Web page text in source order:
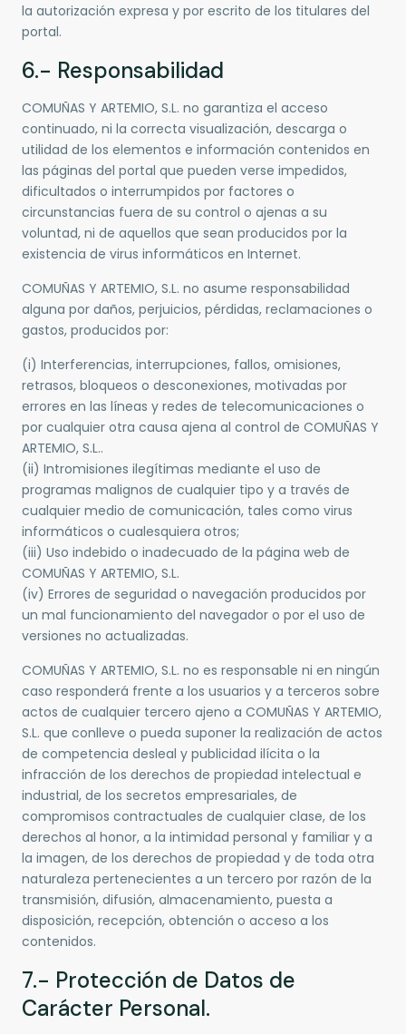
la autorización expresa y por escrito de los titulares del
portal.
6.- Responsabilidad
COMUÑAS Y ARTEMIO, S.L. no garantiza el acceso
continuado, ni la correcta visualización, descarga o
utilidad de los elementos e información contenidos en
las páginas del portal que pueden verse impedidos,
dificultados o interrumpidos por factores o
circunstancias fuera de su control o ajenas a su
voluntad, ni de aquellos que sean producidos por la
existencia de virus informáticos en Internet.
COMUÑAS Y ARTEMIO, S.L. no asume responsabilidad
alguna por daños, perjuicios, pérdidas, reclamaciones o
gastos, producidos por:
(i) Interferencias, interrupciones, fallos, omisiones,
retrasos, bloqueos o desconexiones, motivadas por
errores en las líneas y redes de telecomunicaciones o
por cualquier otra causa ajena al control de COMUÑAS Y
ARTEMIO, S.L..
(ii) Intromisiones ilegítimas mediante el uso de
programas malignos de cualquier tipo y a través de
cualquier medio de comunicación, tales como virus
informáticos o cualesquiera otros;
(iii) Uso indebido o inadecuado de la página web de
COMUÑAS Y ARTEMIO, S.L.
(iv) Errores de seguridad o navegación producidos por
un mal funcionamiento del navegador o por el uso de
versiones no actualizadas.
COMUÑAS Y ARTEMIO, S.L. no es responsable ni en ningún
caso responderá frente a los usuarios y a terceros sobre
actos de cualquier tercero ajeno a COMUÑAS Y ARTEMIO,
S.L. que conlleve o pueda suponer la realización de actos
de competencia desleal y publicidad ilícita o la
infracción de los derechos de propiedad intelectual e
industrial, de los secretos empresariales, de
compromisos contractuales de cualquier clase, de los
derechos al honor, a la intimidad personal y familiar y a
la imagen, de los derechos de propiedad y de toda otra
naturaleza pertenecientes a un tercero por razón de la
transmisión, difusión, almacenamiento, puesta a
disposición, recepción, obtención o acceso a los
contenidos.
7.- Protección de Datos de
Carácter Personal.